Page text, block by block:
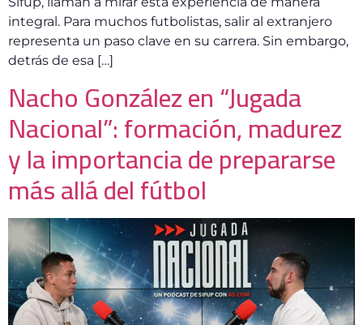
integral. Para muchos futbolistas, salir al extranjero
representa un paso clave en su carrera. Sin embargo,
detrás de esa […]
Nacho González en “Jugada
Nacional”: formación, madurez
y la importancia de prepararse
más allá del fútbol